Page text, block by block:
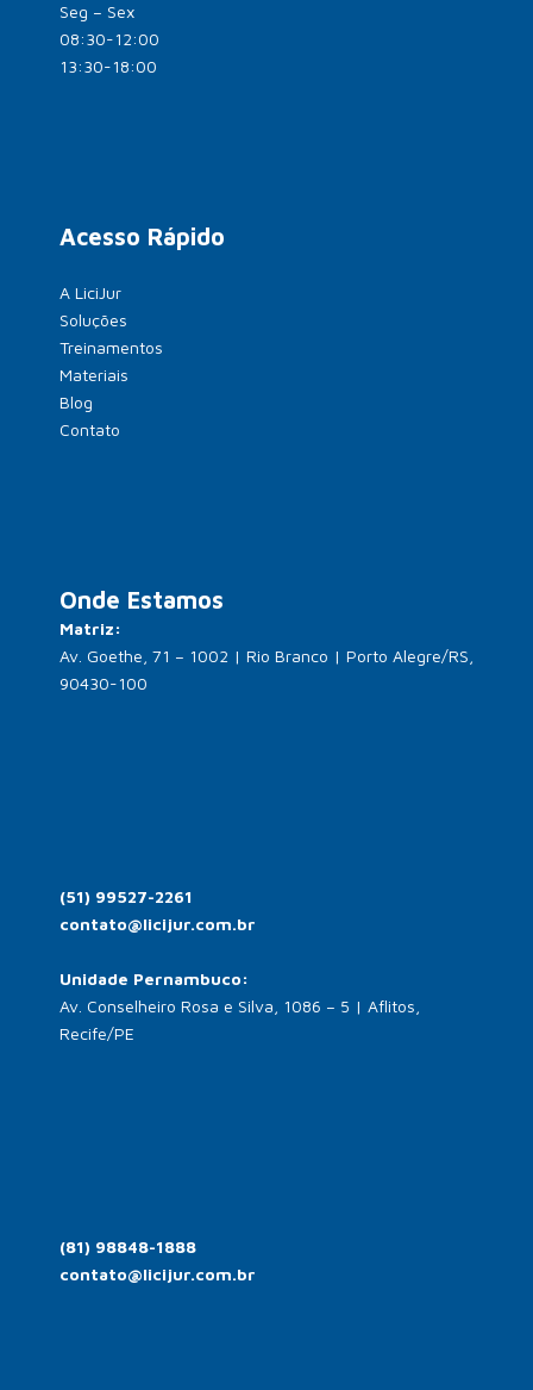
Seg – Sex
08:30-12:00
13:30-18:00
Acesso Rápido
A LiciJur
Soluções
Treinamentos
Materiais
Blog
Contato
Onde Estamos
Matriz:
Av. Goethe, 71 – 1002 | Rio Branco | Porto Alegre/RS,
90430-100
(51) 99527-2261
contato@licijur.com.br
Unidade Pernambuco:
Av. Conselheiro Rosa e Silva, 1086 – 5 | Aflitos,
Recife/PE
(81) 98848-1888
contato@licijur.com.br